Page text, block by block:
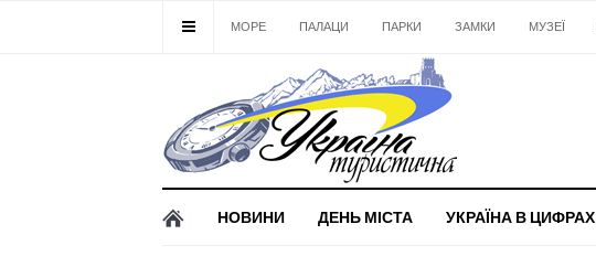
МОРЕ ПАЛАЦИ ПАРКИ ЗАМКИ МУЗЕЇ
НОВИНИ ДЕНЬ МІСТА УКРАЇНА В ЦИФРАХ